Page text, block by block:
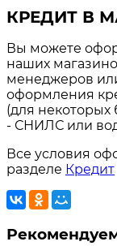
КРЕДИТ В
Вы можете
наших
менеджеров
оформления
(для некоторых
- СНИЛС или
Все условия
разделе Кредит